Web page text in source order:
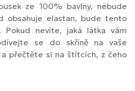
ze 100% bavlny, nebude
obsahuje elastan, bude tento
Pokud nevíte, jaká látka vám
se do skříně na vaše
a přečtěte si na štítcích, z čeho